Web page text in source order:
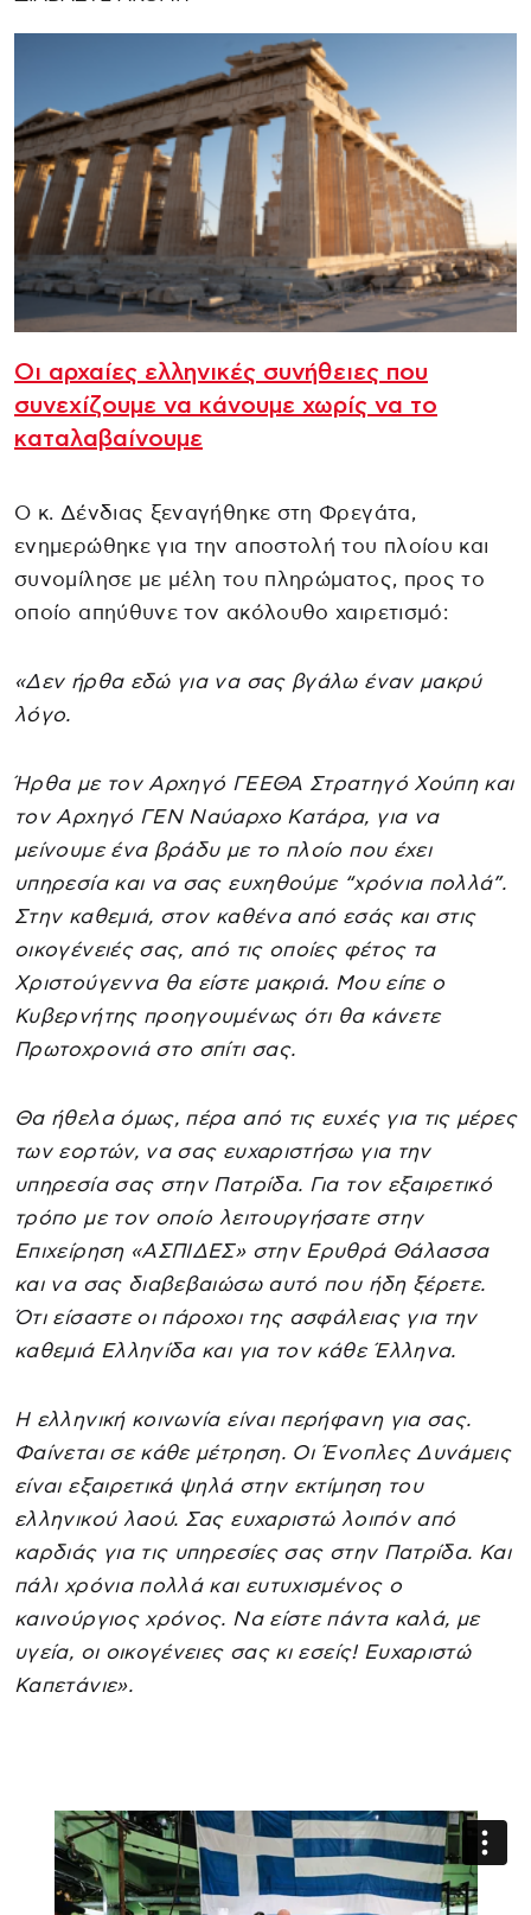
Οι αρχαίες ελληνικές συνήθειες που
συνεχίζουμε να κάνουμε χωρίς να το
καταλαβαίνουμε
Ο κ. Δένδιας ξεναγήθηκε στη Φρεγάτα,
ενημερώθηκε για την αποστολή του πλοίου και
συνομίλησε με μέλη του πληρώματος, προς το
οποίο απηύθυνε τον ακόλουθο χαιρετισμό:
«Δεν ήρθα εδώ για να σας βγάλω έναν μακρύ
λόγο.
Ήρθα με τον Αρχηγό ΓΕΕΘΑ Στρατηγό Χούπη και
τον Αρχηγό ΓΕΝ Ναύαρχο Κατάρα, για να
μείνουμε ένα βράδυ με το πλοίο που έχει
υπηρεσία και να σας ευχηθούμε “χρόνια πολλά”.
Στην καθεμιά, στον καθένα από εσάς και στις
οικογένειές σας, από τις οποίες φέτος τα
Χριστούγεννα θα είστε μακριά. Μου είπε ο
Κυβερνήτης προηγουμένως ότι θα κάνετε
Πρωτοχρονιά στο σπίτι σας.
Θα ήθελα όμως, πέρα από τις ευχές για τις μέρες
των εορτών, να σας ευχαριστήσω για την
υπηρεσία σας στην Πατρίδα. Για τον εξαιρετικό
τρόπο με τον οποίο λειτουργήσατε στην
Επιχείρηση «ΑΣΠΙΔΕΣ» στην Ερυθρά Θάλασσα
και να σας διαβεβαιώσω αυτό που ήδη ξέρετε.
Ότι είσαστε οι πάροχοι της ασφάλειας για την
καθεμιά Ελληνίδα και για τον κάθε Έλληνα.
Η ελληνική κοινωνία είναι περήφανη για σας.
Φαίνεται σε κάθε μέτρηση. Οι Ένοπλες Δυνάμεις
είναι εξαιρετικά ψηλά στην εκτίμηση του
ελληνικού λαού. Σας ευχαριστώ λοιπόν από
καρδιάς για τις υπηρεσίες σας στην Πατρίδα. Και
πάλι χρόνια πολλά και ευτυχισμένος ο
καινούργιος χρόνος. Να είστε πάντα καλά, με
υγεία, οι οικογένειες σας κι εσείς! Ευχαριστώ
Καπετάνιε».